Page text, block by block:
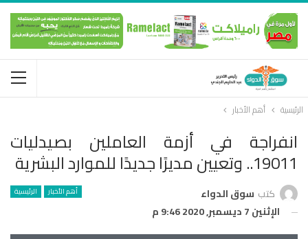
الرئيسية أهم الأخبار
انفراجة في أزمة العاملين بصيدليات
19011.. وتعيين مديرًا جديدًا للموارد البشرية
أهم الأخبار الرئيسية كتب سوق الدواء
الإثنين 7 ديسمبر, 2020 9:46 م